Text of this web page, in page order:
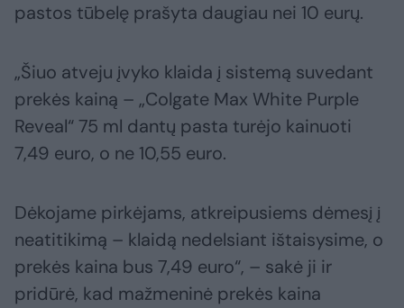
pastos tūbelę prašyta daugiau nei 10 eurų.
„Šiuo atveju įvyko klaida į sistemą suvedant
prekės kainą – „Colgate Max White Purple
Reveal“ 75 ml dantų pasta turėjo kainuoti
7,49 euro, o ne 10,55 euro.
Dėkojame pirkėjams, atkreipusiems dėmesį į
neatitikimą – klaidą nedelsiant ištaisysime, o
prekės kaina bus 7,49 euro“, – sakė ji ir
pridūrė, kad mažmeninė prekės kaina